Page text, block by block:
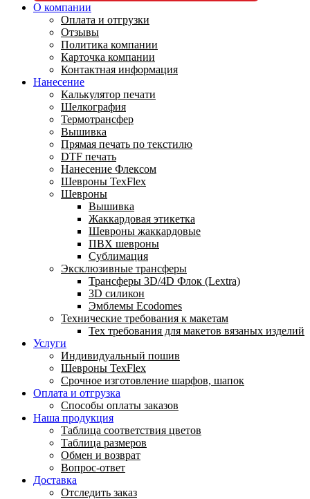
О компании
Оплата и отгрузки
Отзывы
Политика компании
Карточка компании
Контактная информация
Нанесение
Калькулятор печати
Шелкография
Термотрансфер
Вышивка
Прямая печать по текстилю
DTF печать
Нанесение Флексом
Шевроны TexFlex
Шевроны
Вышивка
Жаккардовая этикетка
Шевроны жаккардовые
ПВХ шевроны
Сублимация
Эксклюзивные трансферы
Трансферы 3D/4D Флок (Lextra)
3D силикон
Эмблемы Ecodomes
Технические требования к макетам
Тех требования для макетов вязаных изделий
Услуги
Индивидуальный пошив
Шевроны TexFlex
Срочное изготовление шарфов, шапок
Оплата и отгрузка
Способы оплаты заказов
Наша продукция
Таблица соответствия цветов
Таблица размеров
Обмен и возврат
Вопрос-ответ
Доставка
Отследить заказ